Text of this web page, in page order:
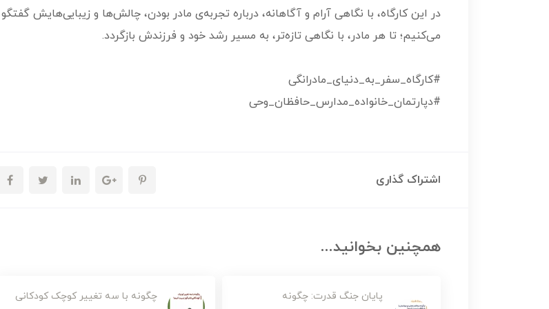
در این کارگاه، با نگاهی آرام و آگاهانه، درباره تجربه‌ی مادر بودن، چالش‌ها و زیبایی‌هایش گفتگو
می‌کنیم؛ تا هر مادر، با نگاهی تازه‌تر، به مسیر رشد خود و فرزندش بازگردد.
#کارگاه_سفر_به_دنیای_مادرانگی
#دپارتمان_خانواده_مدارس_حافظان_وحی
اشتراک گذاری
همچنین بخوانید...
پایان جنگ قدرت: چگونه
چگونه با سه تغییر کوچک کودکانی